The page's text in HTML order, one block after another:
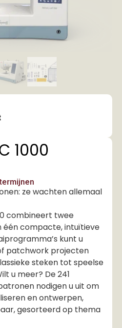
1000
ze wachten allemaal
combineert twee
één compacte, intuïtieve
kunt u
patchwork projecten
steken tot speelse
u meer? De 241
nodigen u uit om
en ontwerpen,
gesorteerd op thema